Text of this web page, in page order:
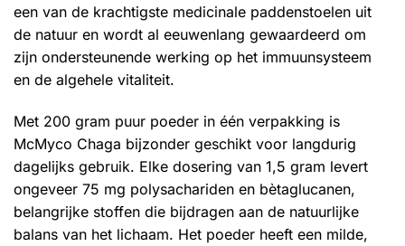
een van de krachtigste medicinale paddenstoelen uit
de natuur en wordt al eeuwenlang gewaardeerd om
zijn ondersteunende werking op het immuunsysteem
en de algehele vitaliteit.
Met 200 gram puur poeder in één verpakking is
McMyco Chaga bijzonder geschikt voor langdurig
dagelijks gebruik. Elke dosering van 1,5 gram levert
ongeveer 75 mg polysachariden en bètaglucanen,
belangrijke stoffen die bijdragen aan de natuurlijke
balans van het lichaam. Het poeder heeft een milde,